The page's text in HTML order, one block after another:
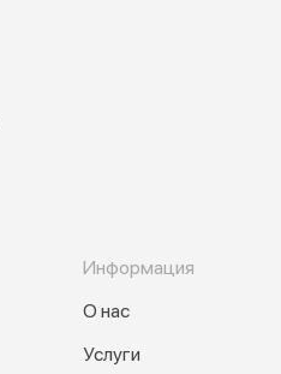
Информация
О нас
Услуги